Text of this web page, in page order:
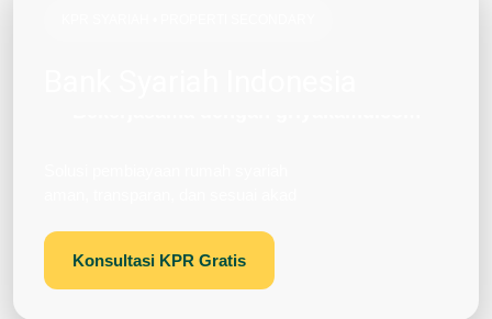
Konsultasi KPR Gratis